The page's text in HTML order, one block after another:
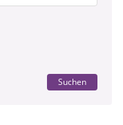
Suchen